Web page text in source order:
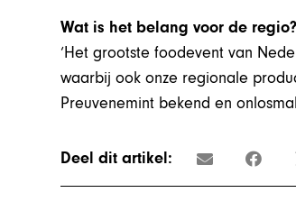
Wat is het belang voor de regio?
‘Het grootste foodevent van
waarbij ook onze regionale
Preuvenemint bekend en
Deel dit artikel: